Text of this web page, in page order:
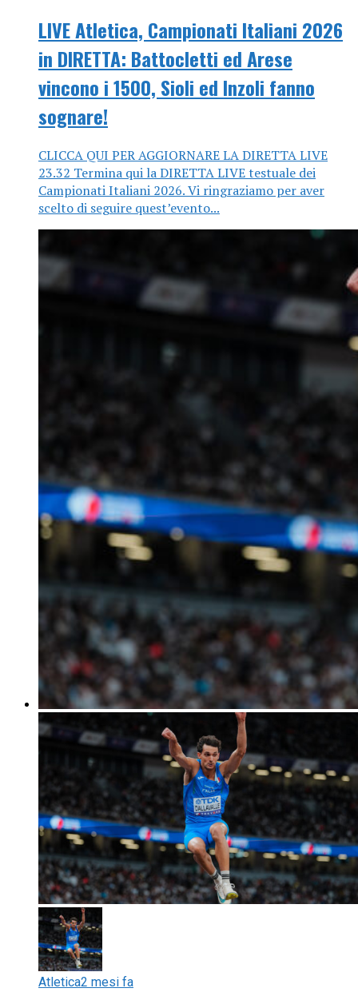
LIVE Atletica, Campionati Italiani 2026
in DIRETTA: Battocletti ed Arese
vincono i 1500, Sioli ed Inzoli fanno
sognare!
CLICCA QUI PER AGGIORNARE LA DIRETTA LIVE
23.32 Termina qui la DIRETTA LIVE testuale dei
Campionati Italiani 2026. Vi ringraziamo per aver
scelto di seguire quest’evento...
Atletica2 mesi fa